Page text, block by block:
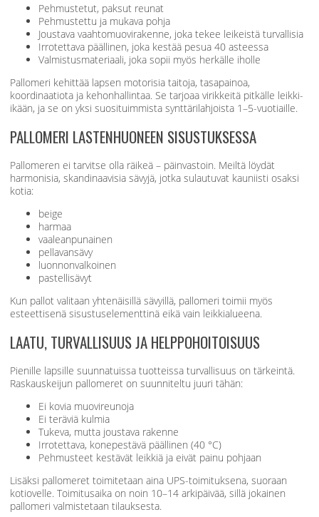
Pehmustetut, paksut reunat
Pehmustettu ja mukava pohja
Joustava vaahtomuovirakenne, joka tekee leikeistä turvallisia
Irrotettava päällinen, joka kestää pesua 40 asteessa
Valmistusmateriaali, joka sopii myös herkälle iholle
Pallomeri kehittää lapsen motorisia taitoja, tasapainoa,
koordinaatiota ja kehonhallintaa. Se tarjoaa virikkeitä pitkälle leikki-
ikään, ja se on yksi suosituimmista synttärilahjoista 1–5-vuotiaille.
PALLOMERI LASTENHUONEEN SISUSTUKSESSA
Pallomeren ei tarvitse olla räikeä – päinvastoin. Meiltä löydät
harmonisia, skandinaavisia sävyjä, jotka sulautuvat kauniisti osaksi
kotia:
beige
harmaa
vaaleanpunainen
pellavansävy
luonnonvalkoinen
pastellisävyt
Kun pallot valitaan yhtenäisillä sävyillä, pallomeri toimii myös
esteettisenä sisustuselementtinä eikä vain leikkialueena.
LAATU, TURVALLISUUS JA HELPPOHOITOISUUS
Pienille lapsille suunnatuissa tuotteissa turvallisuus on tärkeintä.
Raskauskeijun pallomeret on suunniteltu juuri tähän:
Ei kovia muovireunoja
Ei teräviä kulmia
Tukeva, mutta joustava rakenne
Irrotettava, konepestävä päällinen (40 °C)
Pehmusteet kestävät leikkiä ja eivät painu pohjaan
Lisäksi pallomeret toimitetaan aina UPS-toimituksena, suoraan
kotiovelle. Toimitusaika on noin 10–14 arkipäivää, sillä jokainen
pallomeri valmistetaan tilauksesta.